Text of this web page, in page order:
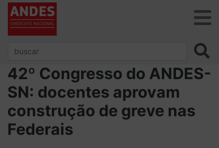
42º Congresso do ANDES-
SN: docentes aprovam
construção de greve nas
Federais